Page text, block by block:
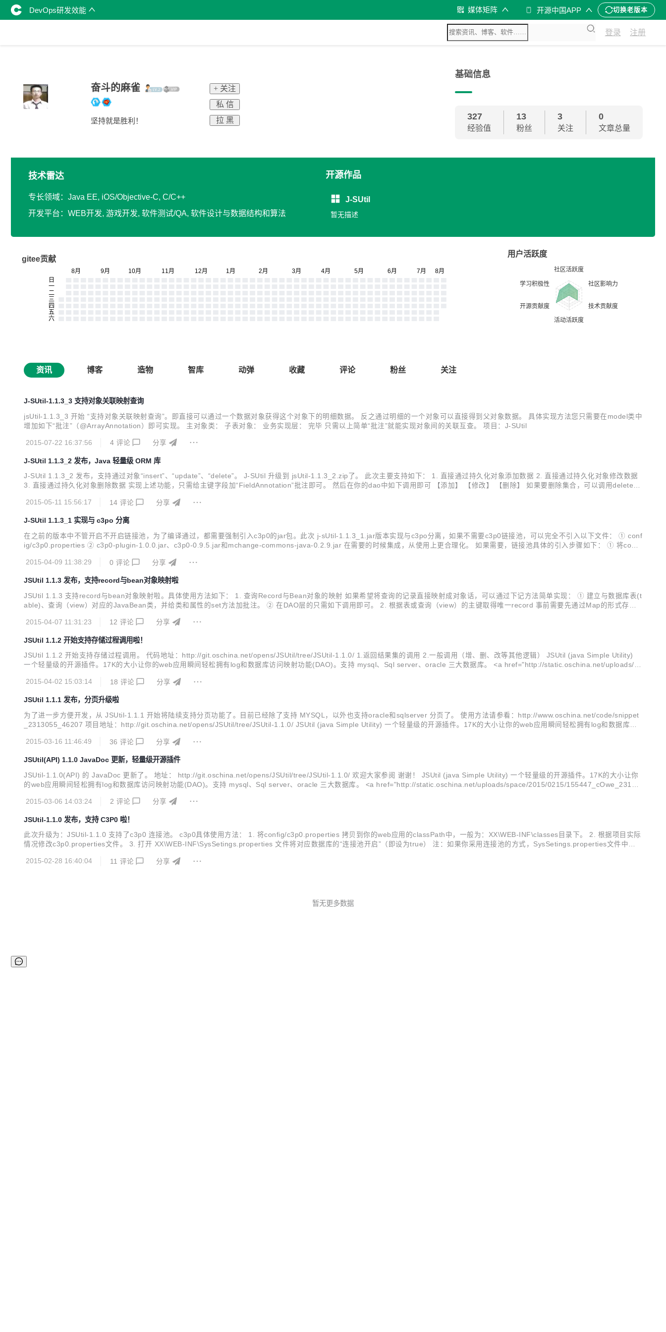
DevOps研发效能 媒体矩阵 开源中国APP 切换老版本
登录 注册
奋斗的麻雀
坚持就是胜利！
+ 关注
私 信
拉 黑
基础信息
327
经验值
13
粉丝
3
关注
0
文章总量
技术雷达
专长领域：Java EE, iOS/Objective-C, C/C++
开发平台：WEB开发, 游戏开发, 软件测试/QA, 软件设计与数据结构和算法
开源作品
J-SUtil
暂无描述
gitee贡献
用户活跃度
资讯 博客 造物 智库 动弹 收藏 评论 粉丝 关注
J-SUtil-1.1.3_3 支持对象关联映射查询
jsUtil-1.1.3_3 开始 “支持对象关联映射查询”。即直接可以通过一个数据对象获得这个对象下的明细数据。 反之通过明细的一个对象可以直接得到父对象数据。 具体实现方法您只需要在model类中
增加如下“批注”（@ArrayAnnotation）即可实现。 主对象类： 子表对象： 业务实现层： 完毕 只需以上简单“批注”就能实现对象间的关联互查。 项目：J-SUtil
2015-07-22 16:37:56 4 评论 分享
J-SUtil 1.1.3_2 发布，Java 轻量级 ORM 库
J-SUtil 1.1.3_2 发布，支持通过对象“insert”、“update”、“delete”。 J-SUtil 升级到 jsUtil-1.1.3_2.zip了。 此次主要支持如下： 1. 直接通过持久化对象添加数据 2. 直接通过持久化对象修改数据
3. 直接通过持久化对象删除数据 实现上述功能，只需给主键字段加“FieldAnnotation”批注即可。 然后在你的dao中如下调用即可 【添加】 【修改】 【删除】 如果要删除集合，可以调用deleteO
2015-05-11 15:56:17
14 评论 分享
J-SUtil 1.1.3_1 实现与 c3po 分离
在之前的版本中不管开启不开启链接池，为了编译通过，都需要强制引入c3p0的jar包。此次 j-sUtil-1.1.3_1.jar版本实现与c3po分离，如果不需要c3p0链接池，可以完全不引入以下文件： ① conf
ig/c3p0.properties ② c3p0-plugin-1.0.0.jar、c3p0-0.9.5.jar和mchange-commons-java-0.2.9.jar 在需要的时候集成，从使用上更合理化。 如果需要，链接池具体的引入步骤如下： ① 将confi
2015-04-09 11:38:29
0 评论 分享
JSUtil 1.1.3 发布，支持record与bean对象映射啦
JSUtil 1.1.3 支持record与bean对象映射啦。具体使用方法如下： 1. 查询Record与Bean对象的映射 如果希望将查询的记录直接映射成对象话，可以通过下记方法简单实现： ① 建立与数据库表(t
able)、查询（view）对应的JavaBean类，并给类和属性的set方法加批注。 ② 在DAO层的只需如下调用即可。 2. 根据表或查询（view）的主键取得唯一record 事前需要先通过Map的形式存入
2015-04-07 11:31:23
12 评论 分享
JSUtil 1.1.2 开始支持存储过程调用啦！
JSUtil 1.1.2 开始支持存储过程调用。 代码地址：http://git.oschina.net/opens/JSUtil/tree/JSUtil-1.1.0/ 1.返回结果集的调用 2.一般调用（增、删、改等其他逻辑） JSUtil (java Simple Utility)
一个轻量级的开源插件。17K的大小让你的web应用瞬间轻松拥有log和数据库访问映射功能(DAO)。支持 mysql、Sql server、oracle 三大数据库。 <a href="http://static.oschina.net/uploads/sp
2015-04-02 15:03:14
18 评论 分享
JSUtil 1.1.1 发布，分页升级啦
为了进一步方便开发，从 JSUtil-1.1.1 开始将陆续支持分页功能了。目前已经除了支持 MYSQL，以外也支持oracle和sqlserver 分页了。 使用方法请参看：http://www.oschina.net/code/snippet
_2313055_46207 项目地址：http://git.oschina.net/opens/JSUtil/tree/JSUtil-1.1.0/ JSUtil (java Simple Utility) 一个轻量级的开源插件。17K的大小让你的web应用瞬间轻松拥有log和数据库访
2015-03-16 11:46:49
36 评论 分享
JSUtil(API) 1.1.0 JavaDoc 更新，轻量级开源插件
JSUtil-1.1.0(API) 的 JavaDoc 更新了。 地址： http://git.oschina.net/opens/JSUtil/tree/JSUtil-1.1.0/ 欢迎大家参阅 谢谢！ JSUtil (java Simple Utility) 一个轻量级的开源插件。17K的大小让你
的web应用瞬间轻松拥有log和数据库访问映射功能(DAO)。支持 mysql、Sql server、oracle 三大数据库。 <a href="http://static.oschina.net/uploads/space/2015/0215/155447_cOwe_23130
2015-03-06 14:03:24
2 评论 分享
JSUtil-1.1.0 发布，支持 C3P0 啦！
此次升级为：JSUtil-1.1.0 支持了c3p0 连接池。 c3p0具体使用方法： 1. 将config/c3p0.properties 拷贝到你的web应用的classPath中，一般为：XX\WEB-INF\classes目录下。 2. 根据项目实际
情况修改c3p0.properties文件。 3. 打开 XX\WEB-INF\SysSetings.properties 文件将对应数据库的“连接池开启”（即设为true） 注：如果你采用连接池的方式，SysSetings.properties文件中的
2015-02-28 16:40:04
11 评论 分享
暂无更多数据